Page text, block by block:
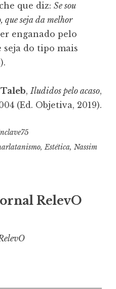
que diz: Se sou
que seja da melhor
enganado pelo
seja do tipo mais
,Iludidos pelo acaso,
(Ed. Objetiva, 2019).
,Estética, Nassim
RelevO